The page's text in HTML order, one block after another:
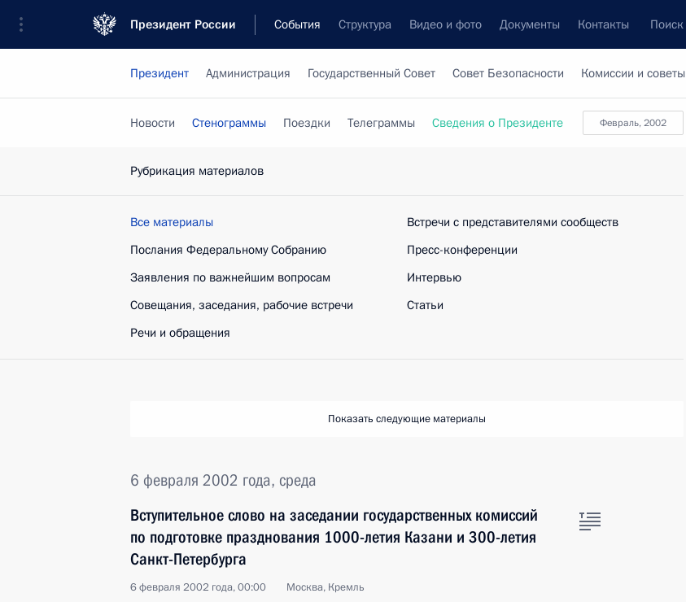
Президент России События Структура Видео и фото Документы Контакты Поиск
Президент Администрация Государственный Совет Совет Безопасности Комиссии и советы
февраль, 2002
Новости Стенограммы Поездки Телеграммы Сведения о Президенте
Рубрикация материалов
Все материалы
Послания Федеральному Собранию
Заявления по важнейшим вопросам
Совещания, заседания, рабочие встречи
Речи и обращения
Встречи с представителями сообществ
Пресс-конференции
Интервью
Статьи
Показать следующие материалы
6 февраля 2002 года, среда
Вступительное слово на заседании государственных комиссий
по подготовке празднования 1000-летия Казани и 300-летия
Санкт-Петербурга
6 февраля 2002 года, 00:00 Москва, Кремль